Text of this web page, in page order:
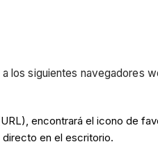
los siguientes navegadores
encontrará el icono de
en el escritorio.